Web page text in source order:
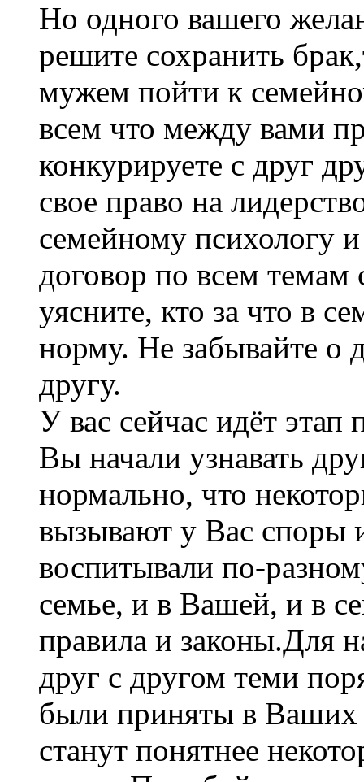
Но одного вашего
решите сохранить
мужем пойти к
всем что между вами
конкурируете с друг
свое право на
семейному психологу
договор по всем
уясните, кто за что в
норму. Не забывайте о
другу.
У вас сейчас идёт этап
Вы начали узнавать
нормально, что
вызывают у Вас споры
воспитывали по-
семье, и в Вашей, и в
правила и законы.Для
друг с другом теми
были приняты в Ваших
станут понятнее